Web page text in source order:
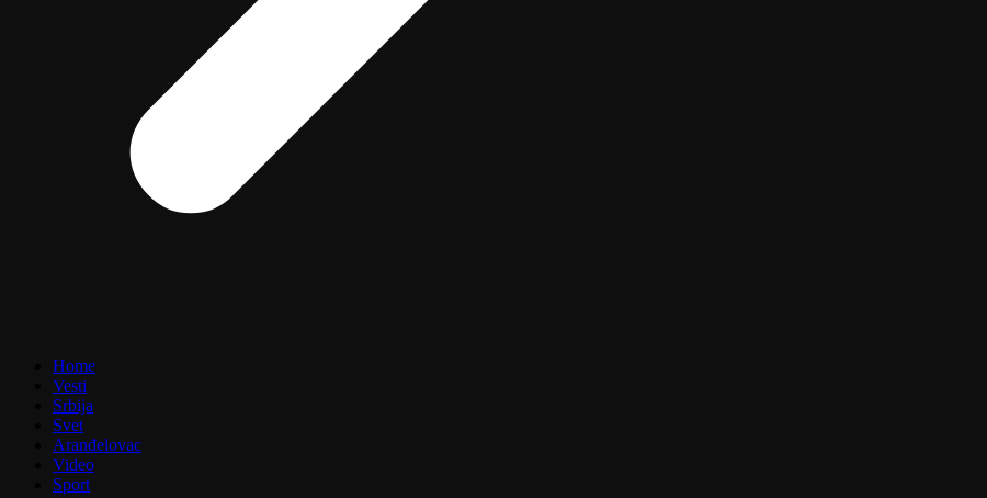
Home
Vesti
Srbija
Svet
Aranđelovac
Video
Sport